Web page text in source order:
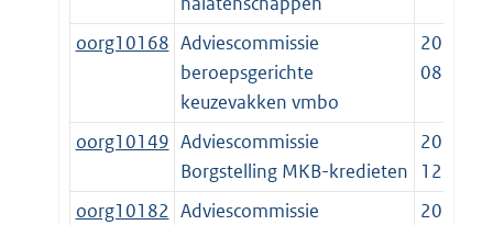
oorg10168 Adviescommissie
beroepsgerichte
keuzevakken vmbo
2016-
08-01
oorg10149 Adviescommissie
Borgstelling MKB-kredieten
2014-
12-19
oorg10182 Adviescommissie
2018-